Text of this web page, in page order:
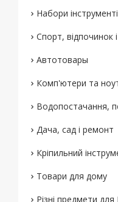
Набори
Спорт, відпочинок
Автотовары
Комп'ютери та
Водопостачання,
Дача, сад і ремонт
Кріпильний
Товари для дому
Різні предмети для